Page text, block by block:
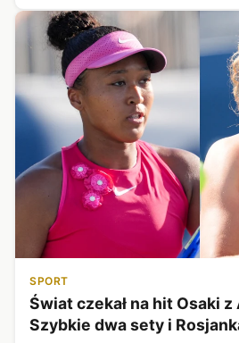
SPORT
Świat czekał na hit Osaki
Szybkie dwa sety i